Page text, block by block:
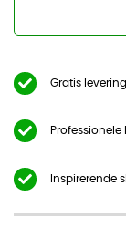
Gratis
Inspirerende